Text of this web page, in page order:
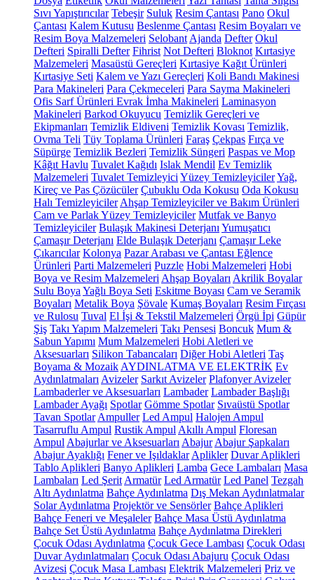
Sıvı Yapıştırıcılar Tebeşir Suluk Resim Çantası Pano Okul
Çantası Kalem Kutusu Beslenme Çantası Resim Boyaları ve
Resim Boya Malzemeleri Selobant Ajanda Defter Okul
Defteri Spiralli Defter Fihrist Not Defteri Bloknot Kırtasiye
Malzemeleri Masaüstü Gereçleri Kırtasiye Kağıt Ürünleri
Kırtasiye Seti Kalem ve Yazı Gereçleri Koli Bandı Makinesi
Para Makineleri Para Çekmeceleri Para Sayma Makineleri
Ofis Sarf Ürünleri Evrak İmha Makineleri Laminasyon
Makineleri Barkod Okuyucu Temizlik Gereçleri ve
Ekipmanları Temizlik Eldiveni Temizlik Kovası Temizlik,
Ovma Teli Tüy Toplama Ürünleri Faraş Çekpas Fırça ve
Süpürge Temizlik Bezleri Temizlik Süngeri Paspas ve Mop
Kâğıt Havlu Tuvalet Kağıdı Islak Mendil Ev Temizlik
Malzemeleri Tuvalet Temizleyici Yüzey TemizleyicilerYağ,
Kireç ve Pas Çözücüler Çubuklu Oda Kokusu Oda Kokusu
Halı Temizleyiciler Ahşap Temizleyiciler ve Bakım Ürünleri
Cam ve Parlak Yüzey Temizleyiciler Mutfak ve Banyo
Temizleyiciler Bulaşık Makinesi Deterjanı Yumuşatıcı
Çamaşır Deterjanı Elde Bulaşık Deterjanı Çamaşır Leke
Çıkarıcılar Kolonya Pazar Arabası ve Çantası Eğlence
Ürünleri Parti Malzemeleri Puzzle Hobi Malzemeleri Hobi
Boya ve Resim Malzemeleri Ahşap Boyaları Akrilik Boyalar
Sulu Boya Yağlı Boya Seti Eskitme Boyası Cam ve Seramik
Boyaları Metalik Boya Şövale Kumaş Boyaları Resim Fırçası
ve Rulosu Tuval El İşi & Tekstil Malzemeleri Örgü İpi Güpür
Şiş Takı Yapım Malzemeleri Takı Pensesi Boncuk Mum &
Sabun Yapımı Mum Malzemeleri Hobi Aletleri ve
Aksesuarları Silikon Tabancaları Diğer Hobi Aletleri Taş
Boyama & Mozaik AYDINLATMA VE ELEKTRİK Ev
Aydınlatmaları Avizeler Sarkıt Avizeler Plafonyer Avizeler
Lambaderler ve Aksesuarları Lambader Lambader Başlığı
Lambader Ayağı Spotlar Gömme Spotlar Sıvaüstü Spotlar
Tavan Spotlar Ampuller Led Ampul Halojen Ampul
Tasarruflu Ampul Rustik Ampul Akıllı Ampul Floresan
Ampul Abajurlar ve Aksesuarları Abajur Abajur Şapkaları
Abajur Ayaklığı Fener ve Işıldaklar Aplikler Duvar Aplikleri
Tablo Aplikleri Banyo Aplikleri Lamba Gece Lambaları Masa
Lambaları Led Şerit Armatür Led Armatür Led Panel Tezgah
Altı Aydınlatma Bahçe Aydınlatma Dış Mekan Aydınlatmalar
Solar Aydınlatma Projektör ve Sensörler Bahçe Aplikleri
Bahçe Feneri ve Meşaleler Bahçe Masa Üstü Aydınlatma
Bahçe Set Üstü Aydınlatma Bahçe Aydınlatma Direkleri
Çocuk Odası Aydınlatma Çocuk Gece Lambası Çocuk Odası
Duvar Aydınlatmaları Çocuk Odası Abajuru Çocuk Odası
Avizesi Çocuk Masa Lambası Elektrik Malzemeleri Priz ve